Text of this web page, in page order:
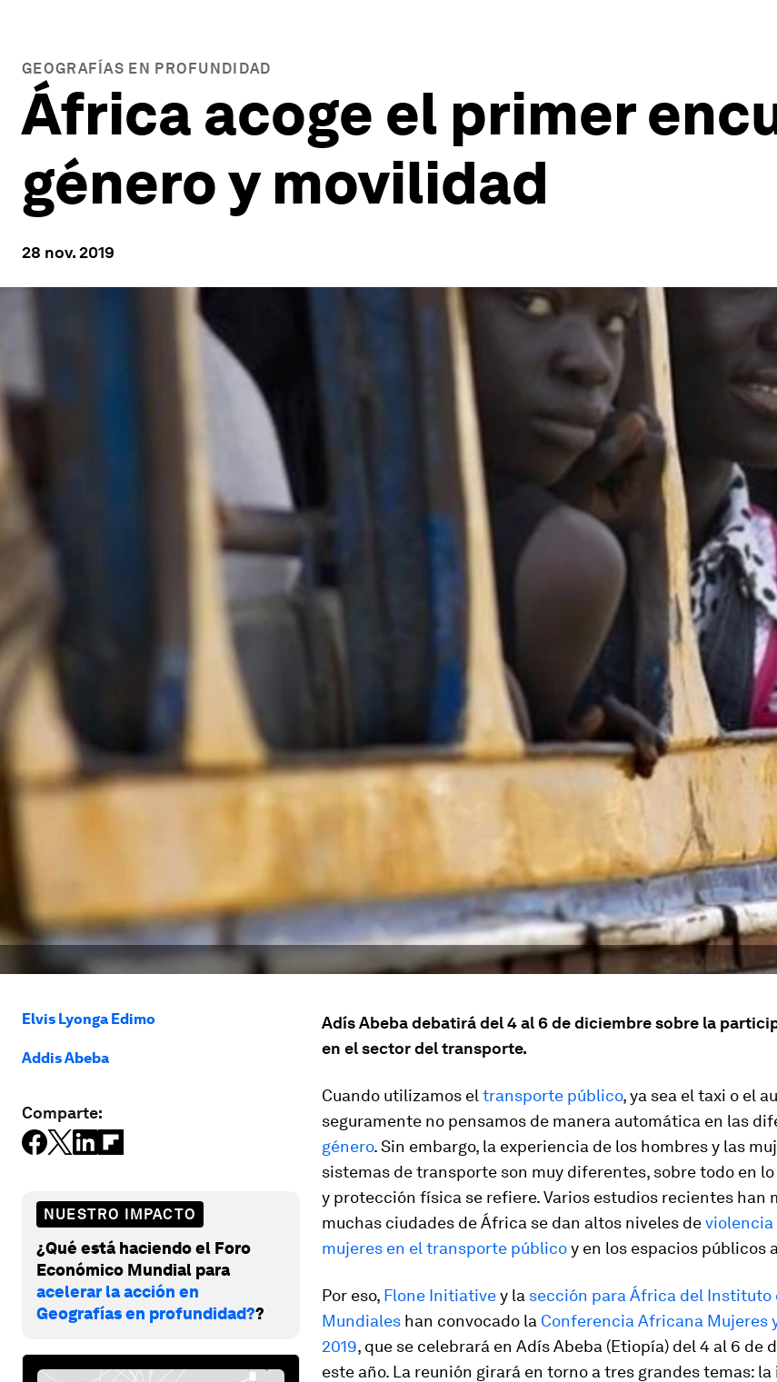
GEOGRAFÍAS EN PROFUNDIDAD
África acoge el primer
género y movilidad
28 nov. 2019
Elvis Lyonga Edimo
Addis Abeba
Comparte:
NUESTRO IMPACTO
¿Qué está haciendo el Foro
Económico Mundial para
acelerar la acción en
Geografías en profundidad??
Adís Abeba debatirá del 4 al 6 de diciembre sobre la
en el sector del transporte.
Cuando utilizamos el transporte público, ya sea el taxi o el
seguramente no pensamos de manera automática en las
género. Sin embargo, la experiencia de los hombres y las
sistemas de transporte son muy diferentes, sobre todo en
y protección física se refiere. Varios estudios recientes han
muchas ciudades de África se dan altos niveles de
mujeres en el transporte públicoy en los espacios públicos
Por eso, Flone Initiativey la sección para África del Instituto
Mundiales han convocado la Conferencia Africana Mujeres
2019, que se celebrará en Adís Abeba (Etiopía) del 4 al 6 de
este año. La reunión girará en torno a tres grandes temas: